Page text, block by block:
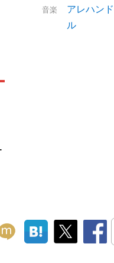
音楽
アレハン
ル